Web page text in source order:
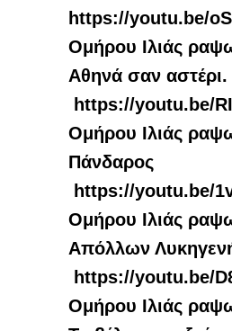
https://youtu.be/
Ομήρου Ιλιάς
Αθηνά σαν αστέρι.
https://youtu.be/
Ομήρου Ιλιάς
Πάνδαρος
https://youtu.be/
Ομήρου Ιλιάς
Απόλλων
https://youtu.be/
Ομήρου Ιλιάς